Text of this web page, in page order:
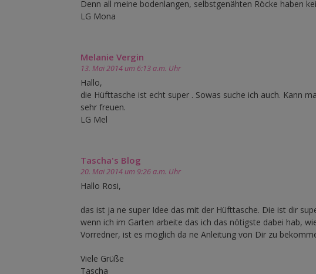
Denn all meine bodenlangen, selbstgenähten Röcke haben
LG Mona
Melanie Vergin
13. Mai 2014 um 6:13 a.m. Uhr
Hallo,
die Hüfttasche ist echt super . Sowas suche ich auch. Kann
sehr freuen.
LG Mel
Tascha's Blog
20. Mai 2014 um 9:26 a.m. Uhr
Hallo Rosi,
das ist ja ne super Idee das mit der Hüfttasche. Die ist dir
wenn ich im Garten arbeite das ich das nötigste dabei hab,
Vorredner, ist es möglich da ne Anleitung von Dir zu
Viele Grüße
Tascha